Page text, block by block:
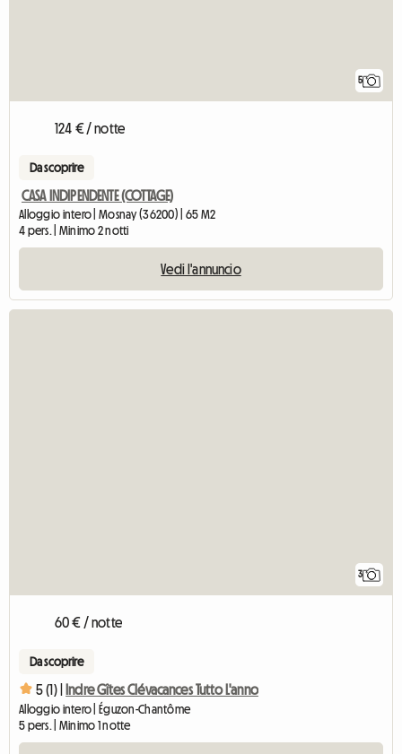
5
124 € / notte
Da scoprire
CASA INDIPENDENTE (COTTAGE)
Alloggio intero | Mosnay (36200) | 65 M2
4 pers. | Minimo 2 notti
Vedi l'annuncio
3
60 € / notte
Da scoprire
5 (1) | Indre Gîtes Clévacances Tutto L'anno
Alloggio intero | Éguzon-Chantôme
5 pers. | Minimo 1 notte